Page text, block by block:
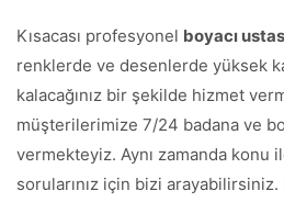
Kısacası profesyonel boyacı
renklerde ve desenlerde yüksek
kalacağınız bir şekilde hizmet
müşterilerimize 7/24 badana ve
vermekteyiz. Aynı zamanda
sorularınız için bizi